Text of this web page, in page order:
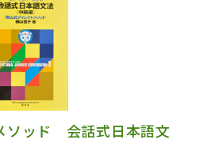
ソッド 会話式日本語文